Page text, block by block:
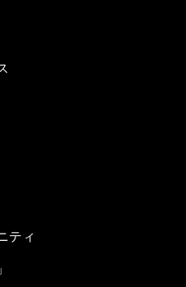
ティ